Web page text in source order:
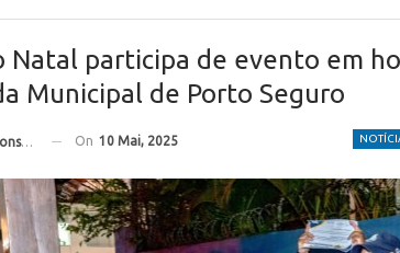
Natal participa de evento em
Municipal de Porto Seguro
On 10 Mai, 2025